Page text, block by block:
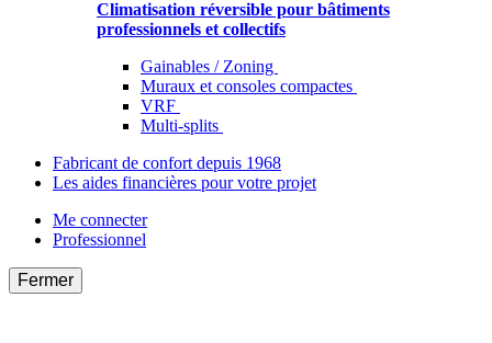
Climatisation réversible pour bâtiments
professionnels et collectifs
Gainables / Zoning
Muraux et consoles compactes
VRF
Multi-splits
Fabricant de confort depuis 1968
Les aides financières pour votre projet
Me connecter
Professionnel
Fermer